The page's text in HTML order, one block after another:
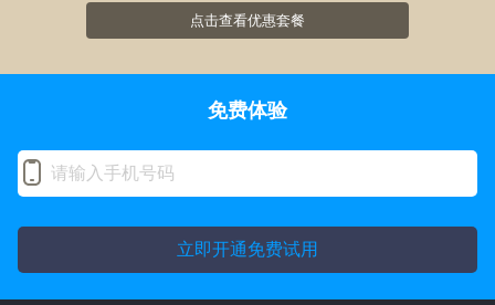
点击查看优惠套餐
免费体验
立即开通免费试用